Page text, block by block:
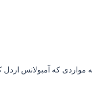
مواردی که آمبولانس